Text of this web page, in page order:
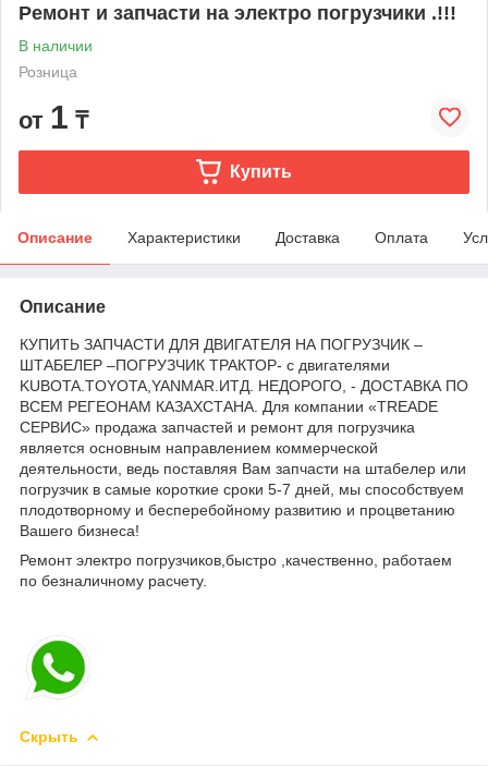
Ремонт и запчасти на электро погрузчики .!!!
В наличии
Розница
от 1 ₸
Купить
Описание Характеристики Доставка Оплата
Описание
КУПИТЬ ЗАПЧАСТИ ДЛЯ ДВИГАТЕЛЯ НА ПОГРУЗЧИК –
ШТАБЕЛЕР –ПОГРУЗЧИК ТРАКТОР- c двигателями
KUBOTA.TOYOTA,YANMAR.ИТД. НЕДОРОГО, - ДОСТАВКА ПО
ВСЕМ РЕГЕОНАМ КАЗАХСТАНА. Для компании «TREADE
СЕРВИС» продажа запчастей и ремонт для погрузчика
является основным направлением коммерческой
деятельности, ведь поставляя Вам запчасти на штабелер или
погрузчик в самые короткие сроки 5-7 дней, мы способствуем
плодотворному и бесперебойному развитию и процветанию
Вашего бизнеса!
Ремонт электро погрузчиков,быстро ,качественно, работаем
по безналичному расчету.
Скрыть